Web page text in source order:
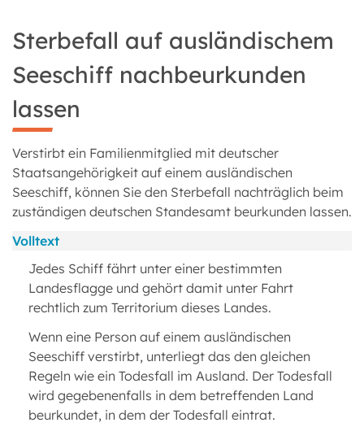
Sterbefall auf ausländischem
Seeschiff nachbeurkunden
lassen
Verstirbt ein Familienmitglied mit deutscher
Staatsangehörigkeit auf einem ausländischen
Seeschiff, können Sie den Sterbefall nachträglich beim
zuständigen deutschen Standesamt beurkunden lassen.
Volltext
Jedes Schiff fährt unter einer bestimmten
Landesflagge und gehört damit unter Fahrt
rechtlich zum Territorium dieses Landes.
Wenn eine Person auf einem ausländischen
Seeschiff verstirbt, unterliegt das den gleichen
Regeln wie ein Todesfall im Ausland. Der Todesfall
wird gegebenenfalls in dem betreffenden Land
beurkundet, in dem der Todesfall eintrat.